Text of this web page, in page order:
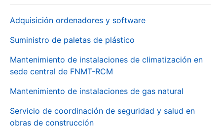
Adquisición ordenadores y software
Suministro de paletas de plástico
Mantenimiento de instalaciones de climatización en
sede central de FNMT-RCM
Mantenimiento de instalaciones de gas natural
Servicio de coordinación de seguridad y salud en
obras de construcción